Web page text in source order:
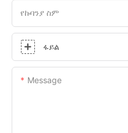
የኩባንያ ስም
ፋይል
Message